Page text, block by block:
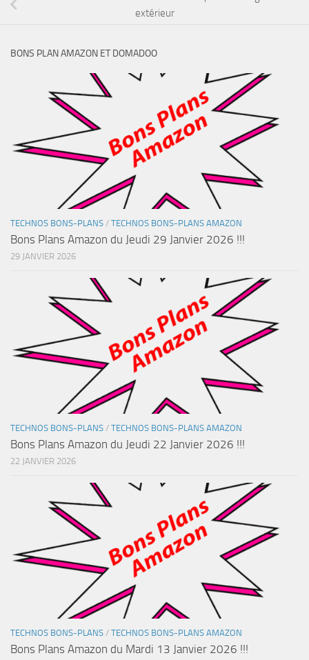
extérieur
BONS PLAN AMAZON ET DOMADOO
TECHNOS BONS-PLANS / TECHNOS BONS-PLANS AMAZON
Bons Plans Amazon du Jeudi 29 Janvier 2026 !!!
29 JANVIER 2026
TECHNOS BONS-PLANS / TECHNOS BONS-PLANS AMAZON
Bons Plans Amazon du Jeudi 22 Janvier 2026 !!!
22 JANVIER 2026
TECHNOS BONS-PLANS / TECHNOS BONS-PLANS AMAZON
Bons Plans Amazon du Mardi 13 Janvier 2026 !!!